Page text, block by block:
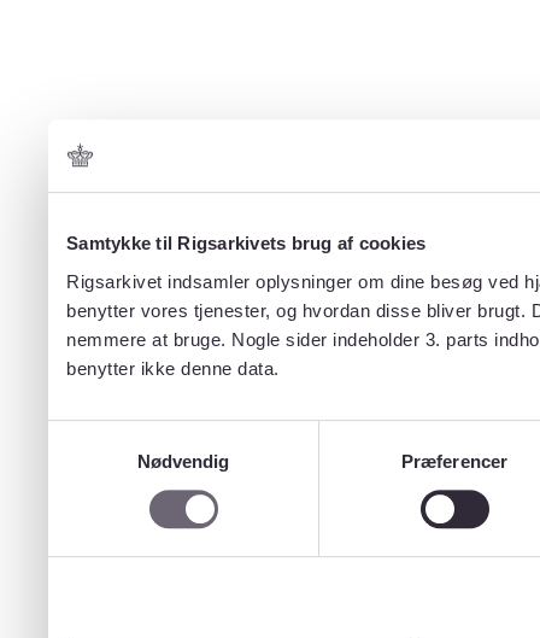
Samtykke til Rigsarkivets brug af cookies
Rigsarkivet indsamler oplysninger om dine besøg ved
benytter vores tjenester, og hvordan disse bliver
nemmere at bruge. Nogle sider indeholder 3. parts
benytter ikke denne data.
Nødvendig
Præferencer